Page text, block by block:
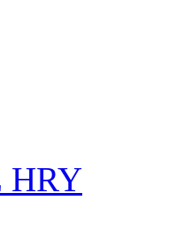
HRY